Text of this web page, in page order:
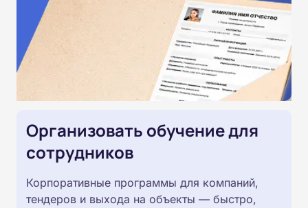
Организовать обучение для
сотрудников
Корпоративные программы для компаний,
тендеров и выхода на объекты — быстро,